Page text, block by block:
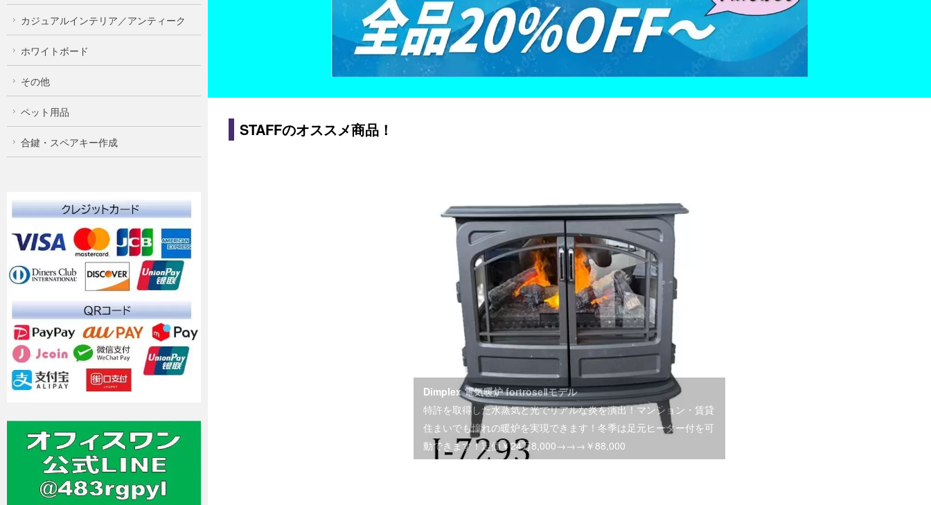
STAFFのオススメ商品！
Dimplex 電気暖炉 fortroseⅡモデル
特許を取得した水蒸気と光でリアルな炎を演出！マンション・賃貸
住まいでも憧れの暖炉を実現できます！冬季は足元ヒーター付を可
動できます！定価￥24万8,000→→→￥88,000
カジュアルインテリア／アンティーク
ホワイトボード
その他
ペット用品
合鍵・スペアキー作成